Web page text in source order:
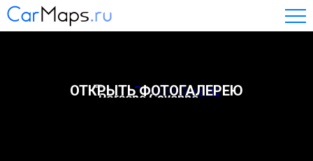
Porsche Cayenne
ОТКРЫТЬ ФОТОГАЛЕРЕЮ